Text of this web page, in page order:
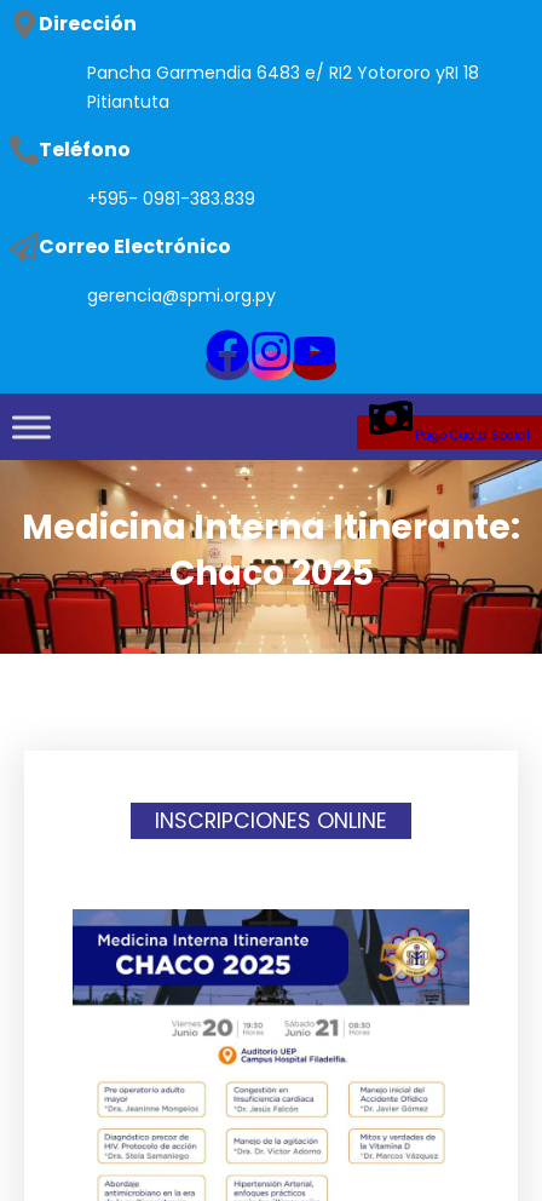
Saltar
contenido
Dirección
Pancha Garmendia 6483 e/ RI2 Yotororo yRI 18
Pitiantuta
Teléfono
+595- 0981-383.839
Correo Electrónico
gerencia@spmi.org.py
Pago Cuota Social
Medicina Interna Itinerante:
Chaco 2025
INSCRIPCIONES ONLINE